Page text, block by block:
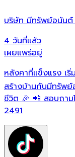
บริษัท มีทรัพย์อนัน
4 วันที่แล้ว
เผยแพร่อยู่
หลังคาที่แข็งแรง เริ่
สร้างบ้านกับมีทรัพย์
ชีวิต 🎉 📲 สอบถา
2491